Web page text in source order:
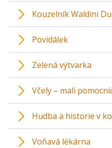
Kouzelník Waldini
Povídálek
Zelená výtvarka
Včely – malí
Hudba a historie v
Voňavá lékárna